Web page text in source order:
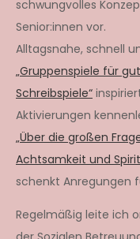
schwungvolles
Senior:innen vor.
Alltagsnahe, schnell
„Gruppenspiele für
Schreibspiele“
Aktivierungen
„Über die großen
Achtsamkeit und
schenkt Anregungen
Regelmäßig leite ich